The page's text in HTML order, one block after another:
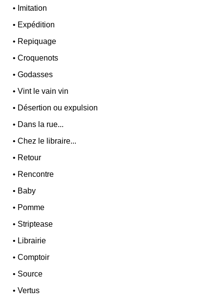
• Imitation
• Expédition
• Repiquage
•Croquenots
•Godasses
•Vint le vain vin
• Désertion ou expulsion
• Dans la rue...
•Chez le libraire...
• Retour
• Rencontre
• Baby
• Pomme
• Striptease
• Librairie
•Comptoir
• Source
•Vertus